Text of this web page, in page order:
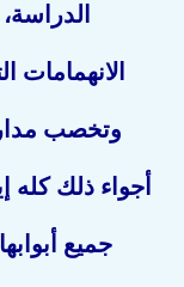
الانهمامات
وتخصب
أجواء ذلك كله
جميع